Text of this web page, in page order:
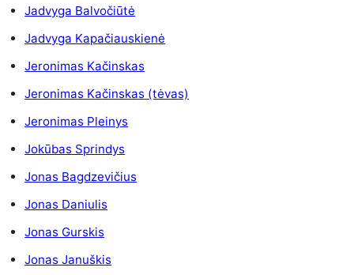
Jadvyga Balvočiūtė
Jadvyga Kapačiauskienė
Jeronimas Kačinskas
Jeronimas Kačinskas (tėvas)
Jeronimas Pleinys
Jokūbas Sprindys
Jonas Bagdzevičius
Jonas Daniulis
Jonas Gurskis
Jonas Januškis